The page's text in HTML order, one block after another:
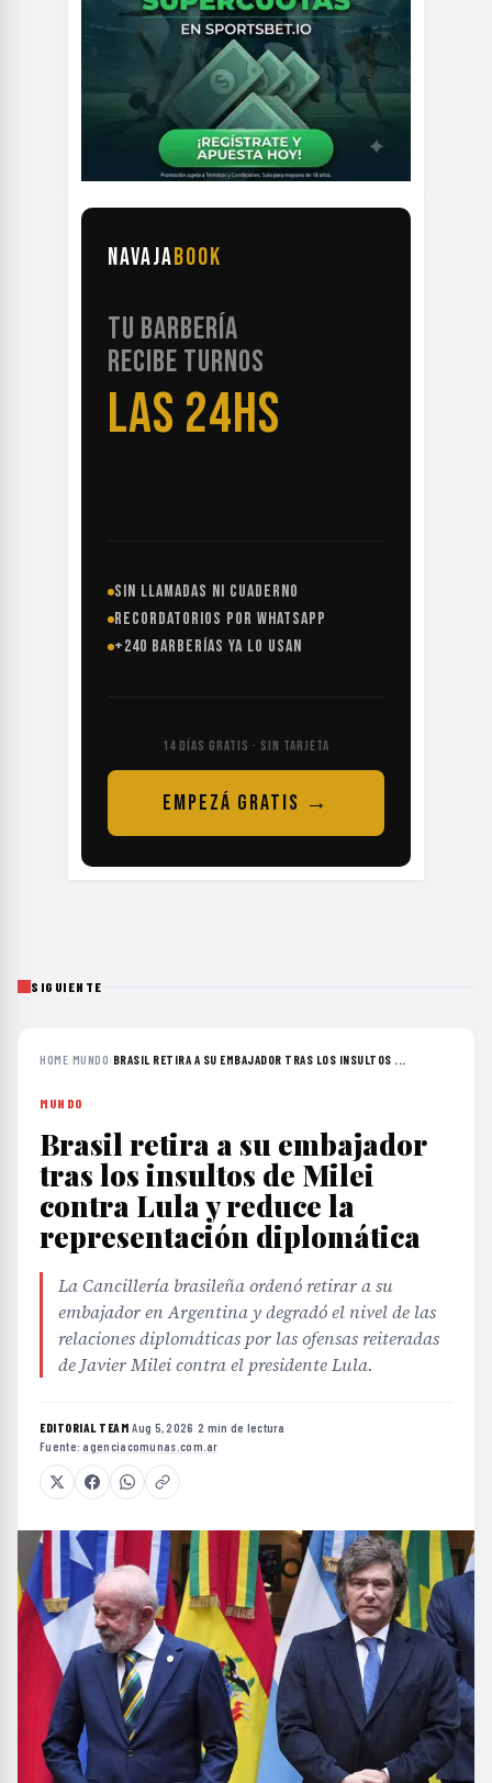
NAVAJABOOK
TU BARBERÍA
RECIBE TURNOS
LAS 24HS
SIN LLAMADAS NI CUADERNO
RECORDATORIOS POR WHATSAPP
+240 BARBERÍAS YA LO USAN
14 DÍAS GRATIS · SIN TARJETA
EMPEZÁ GRATIS →
SIGUIENTE
HOME›MUNDO› BRASIL RETIRA A SU EMBAJADOR TRAS LOS INSULTOS ...
MUNDO
Brasil retira a su embajador
tras los insultos de Milei
contra Lula y reduce la
representación diplomática
La Cancillería brasileña ordenó retirar a su
embajador en Argentina y degradó el nivel de las
relaciones diplomáticas por las ofensas reiteradas
de Javier Milei contra el presidente Lula.
EDITORIAL TEAM·Aug 5, 2026 ·2 min de lectura ·
Fuente:agenciacomunas.com.ar